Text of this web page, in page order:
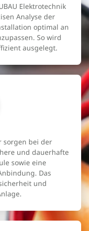
Elektrotechnik
Analyse der
optimal an
So wird
ausgelegt.
sorgen bei der
und dauerhafte
sowie eine
Das
und